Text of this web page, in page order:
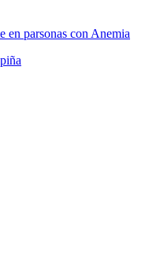
en parsonas con Anemia
piña